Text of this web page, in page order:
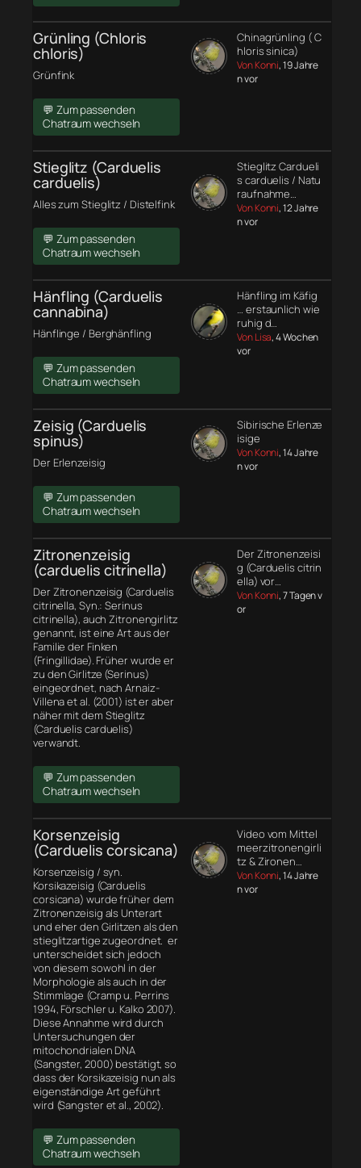
Grünling (Chloris
chloris)
Grünfink
💬 Zum passenden
Chatraum wechseln
Chinagrünling ( C
hloris sinica)
Von Konni, 19 Jahre
n vor
Stieglitz (Carduelis
carduelis)
Alles zum Stieglitz / Distelfink
💬 Zum passenden
Chatraum wechseln
Stieglitz Cardueli
s carduelis / Natu
raufnahme…
Von Konni, 12 Jahre
n vor
Hänfling (Carduelis
cannabina)
Hänflinge / Berghänfling
💬 Zum passenden
Chatraum wechseln
Hänfling im Käfig
… erstaunlich wie
ruhig d…
Von Lisa, 4 Wochen
vor
Zeisig (Carduelis
spinus)
Der Erlenzeisig
💬 Zum passenden
Chatraum wechseln
Sibirische Erlenze
isige
Von Konni, 14 Jahre
n vor
Zitronenzeisig
(carduelis citrinella)
Der Zitronenzeisig (Carduelis
citrinella, Syn.: Serinus
citrinella), auch Zitronengirlitz
genannt, ist eine Art aus der
Familie der Finken
(Fringillidae). Früher wurde er
zu den Girlitze (Serinus)
eingeordnet, nach Arnaiz-
Villena et al. (2001) ist er aber
näher mit dem Stieglitz
(Carduelis carduelis)
verwandt.
💬 Zum passenden
Chatraum wechseln
Der Zitronenzeisi
g (Carduelis citrin
ella) vor…
Von Konni, 7 Tagen v
or
Korsenzeisig
(Carduelis corsicana)
Korsenzeisig / syn.
Korsikazeisig (Carduelis
corsicana) wurde früher dem
Zitronenzeisig als Unterart
und eher den Girlitzen als den
stieglitzartige zugeordnet. er
unterscheidet sich jedoch
von diesem sowohl in der
Morphologie als auch in der
Stimmlage (Cramp u. Perrins
1994, Förschler u. Kalko 2007).
Diese Annahme wird durch
Untersuchungen der
mitochondrialen DNA
(Sangster, 2000) bestätigt, so
dass der Korsikazeisig nun als
eigenständige Art geführt
wird (Sangster et al., 2002).
💬 Zum passenden
Chatraum wechseln
Video vom Mittel
meerzitronengirli
tz & Zironen…
Von Konni, 14 Jahre
n vor